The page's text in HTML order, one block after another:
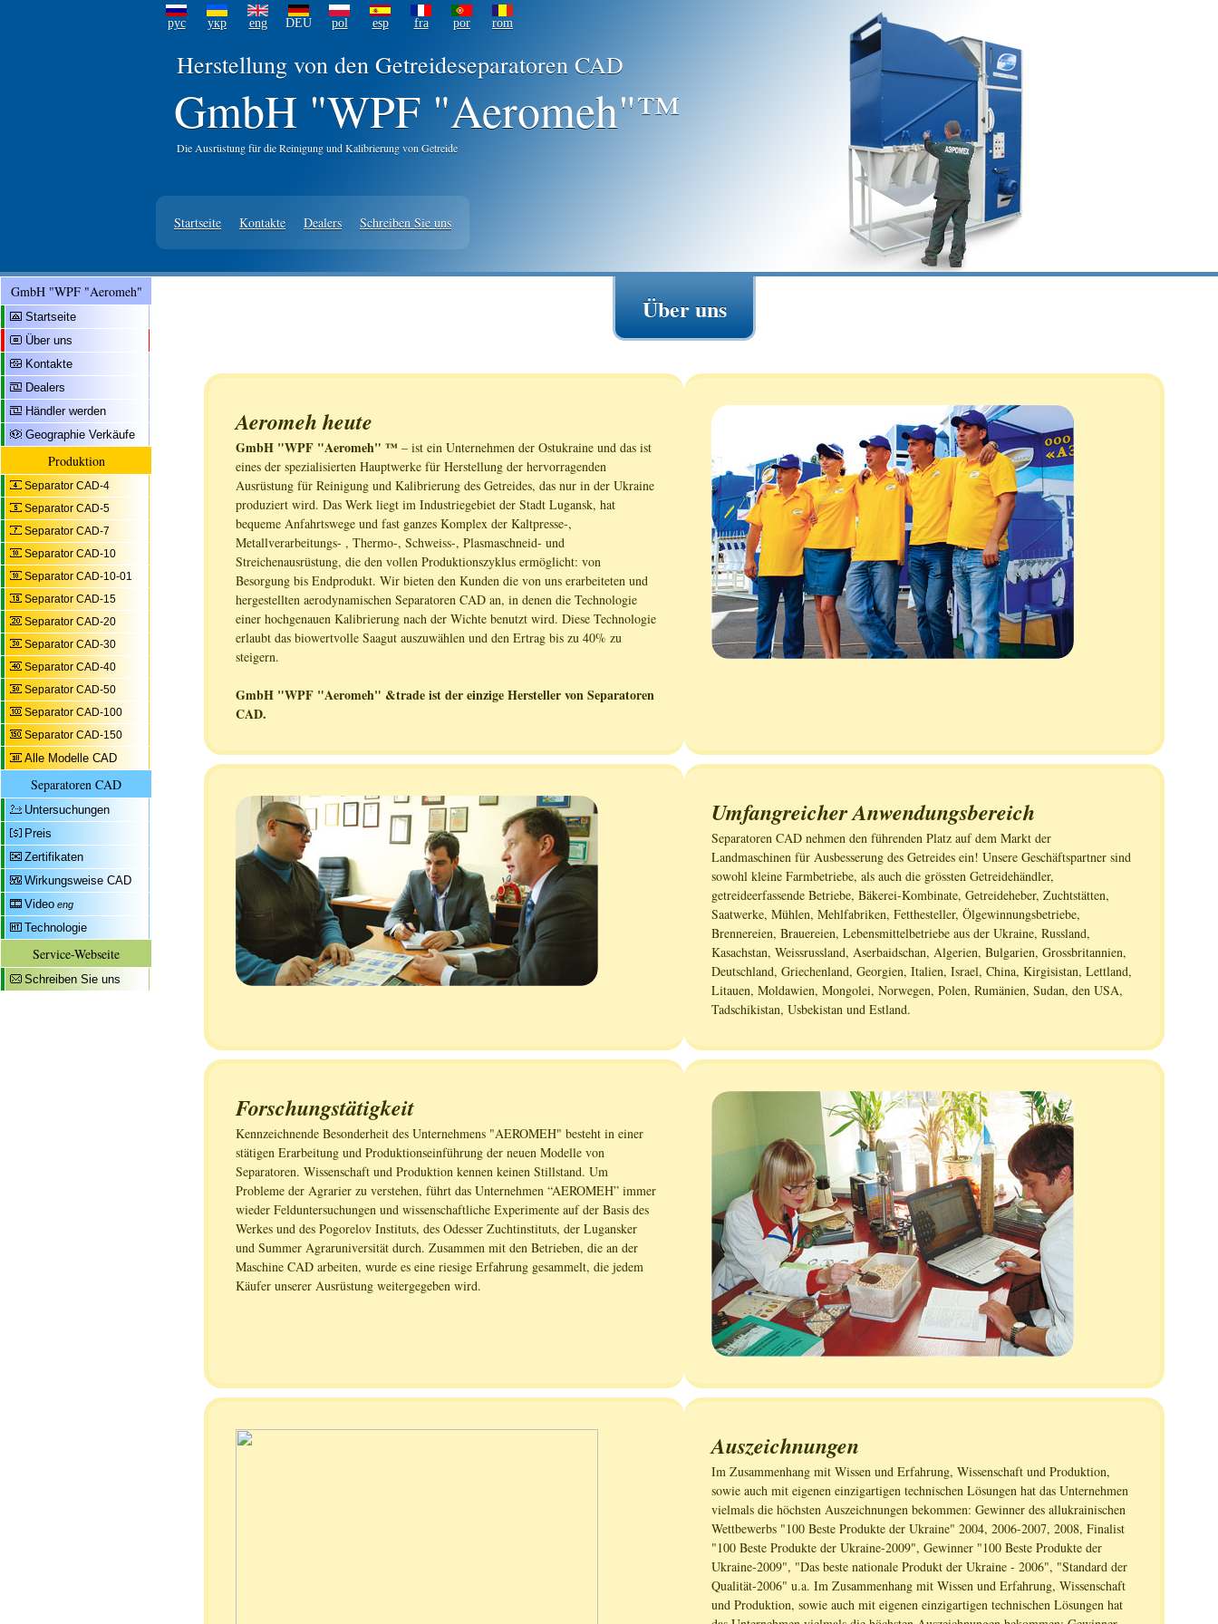
рус укр eng DEU pol esp fra por rom
Herstellung von den Getreideseparatoren CAD
GmbH "WPF "Aeromeh"™
Die Ausrüstung für die Reinigung und Kalibrierung von Getreide
Startseite Kontakte Dealers Schreiben Sie uns
GmbH "WPF "Aeromeh"
Startseite
Über uns
Kontakte
Dealers
Händler werden
Geographie Verkäufe
Produktion
Separator CAD-4
Separator CAD-5
Separator CAD-7
Separator CAD-10
Separator CAD-10-01
Separator CAD-15
Separator CAD-20
Separator CAD-30
Separator CAD-40
Separator CAD-50
Separator CAD-100
Separator CAD-150
Alle Modelle CAD
Separatoren CAD
Untersuchungen
Preis
Zertifikaten
Wirkungsweise CAD
Video eng
Technologie
Service-Webseite
Schreiben Sie uns
Über uns
Aeromeh heute
GmbH "WPF "Aeromeh" ™ – ist ein Unternehmen der Ostukraine und das ist
eines der spezialisierten Hauptwerke für Herstellung der hervorragenden
Ausrüstung für Reinigung und Kalibrierung des Getreides, das nur in der Ukraine
produziert wird. Das Werk liegt im Industriegebiet der Stadt Lugansk, hat
bequeme Anfahrtswege und fast ganzes Komplex der Kaltpresse-,
Metallverarbeitungs- , Thermo-, Schweiss-, Plasmaschneid- und
Streichenausrüstung, die den vollen Produktionszyklus ermöglicht: von
Besorgung bis Endprodukt. Wir bieten den Kunden die von uns erarbeiteten und
hergestellten aerodynamischen Separatoren CAD an, in denen die Technologie
einer hochgenauen Kalibrierung nach der Wichte benutzt wird. Diese Technologie
erlaubt das biowertvolle Saagut auszuwählen und den Ertrag bis zu 40% zu
steigern.
GmbH "WPF "Aeromeh" &trade ist der einzige Hersteller von Separatoren
CAD.
Umfangreicher Anwendungsbereich
Separatoren CAD nehmen den führenden Platz auf dem Markt der
Landmaschinen für Ausbesserung des Getreides ein! Unsere Geschäftspartner sind
sowohl kleine Farmbetriebe, als auch die grössten Getreidehändler,
getreideerfassende Betriebe, Bäkerei-Kombinate, Getreideheber, Zuchtstätten,
Saatwerke, Mühlen, Mehlfabriken, Fetthesteller, Ölgewinnungsbetriebe,
Brennereien, Brauereien, Lebensmittelbetriebe aus der Ukraine, Russland,
Kasachstan, Weissrussland, Aserbaidschan, Algerien, Bulgarien, Grossbritannien,
Deutschland, Griechenland, Georgien, Italien, Israel, China, Kirgisistan, Lettland,
Litauen, Moldawien, Mongolei, Norwegen, Polen, Rumänien, Sudan, den USA,
Tadschikistan, Usbekistan und Estland.
Forschungstätigkeit
Kennzeichnende Besonderheit des Unternehmens "AEROMEH" besteht in einer
stätigen Erarbeitung und Produktionseinführung der neuen Modelle von
Separatoren. Wissenschaft und Produktion kennen keinen Stillstand. Um
Probleme der Agrarier zu verstehen, führt das Unternehmen “AEROMEH” immer
wieder Felduntersuchungen und wissenschaftliche Experimente auf der Basis des
Werkes und des Pogorelov Instituts, des Odesser Zuchtinstituts, der Lugansker
und Summer Agraruniversität durch. Zusammen mit den Betrieben, die an der
Maschine CAD arbeiten, wurde es eine riesige Erfahrung gesammelt, die jedem
Käufer unserer Ausrüstung weitergegeben wird.
Auszeichnungen
Im Zusammenhang mit Wissen und Erfahrung, Wissenschaft und Produktion,
sowie auch mit eigenen einzigartigen technischen Lösungen hat das Unternehmen
vielmals die höchsten Auszeichnungen bekommen: Gewinner des allukrainischen
Wettbewerbs "100 Beste Produkte der Ukraine" 2004, 2006-2007, 2008, Finalist
"100 Beste Produkte der Ukraine-2009", Gewinner "100 Beste Produkte der
Ukraine-2009", "Das beste nationale Produkt der Ukraine - 2006", "Standard der
Qualität-2006" u.a. Im Zusammenhang mit Wissen und Erfahrung, Wissenschaft
und Produktion, sowie auch mit eigenen einzigartigen technischen Lösungen hat